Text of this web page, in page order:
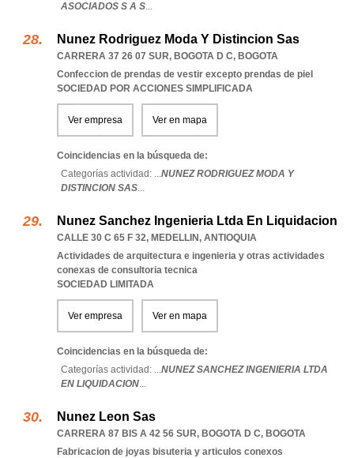
ASOCIADOS S A S...
Nunez Rodriguez Moda Y Distincion Sas
CARRERA 37 26 07 SUR, BOGOTA D C, BOGOTA
Confeccion de prendas de vestir excepto prendas de piel
SOCIEDAD POR ACCIONES SIMPLIFICADA
Ver empresa Ver en mapa
Coincidencias en la búsqueda de:
Categorías actividad: ...NUNEZ RODRIGUEZ MODA Y
DISTINCION SAS...
Nunez Sanchez Ingenieria Ltda En Liquidacion
CALLE 30 C 65 F 32, MEDELLIN, ANTIOQUIA
Actividades de arquitectura e ingenieria y otras actividades
conexas de consultoria tecnica
SOCIEDAD LIMITADA
Ver empresa Ver en mapa
Coincidencias en la búsqueda de:
Categorías actividad: ...NUNEZ SANCHEZ INGENIERIA LTDA
EN LIQUIDACION...
Nunez Leon Sas
CARRERA 87 BIS A 42 56 SUR, BOGOTA D C, BOGOTA
Fabricacion de joyas bisuteria y articulos conexos